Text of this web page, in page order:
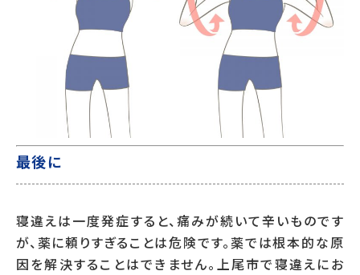
最後に
寝違えは一度発症すると、痛みが続いて辛いものです
が、薬に頼りすぎることは危険です。薬では根本的な原
因を解決することはできません。上尾市で寝違えにお